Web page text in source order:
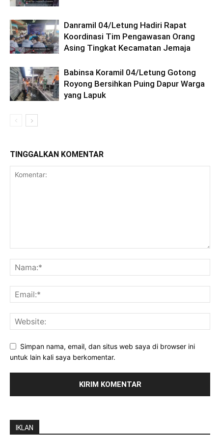
Danramil 04/Letung Hadiri Rapat
Koordinasi Tim Pengawasan Orang
Asing Tingkat Kecamatan Jemaja
Babinsa Koramil 04/Letung Gotong
Royong Bersihkan Puing Dapur Warga
yang Lapuk
TINGGALKAN KOMENTAR
Simpan nama, email, dan situs web saya di browser ini
untuk lain kali saya berkomentar.
IKLAN